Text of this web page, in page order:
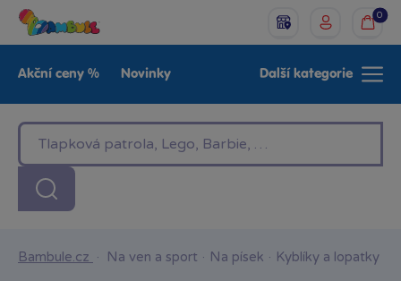
0
Akční ceny % Novinky
LEGO®
Baby Značky
Další kategorie
Bambule.cz · Na ven a sport · Na písek · Kyblíky a lopatky